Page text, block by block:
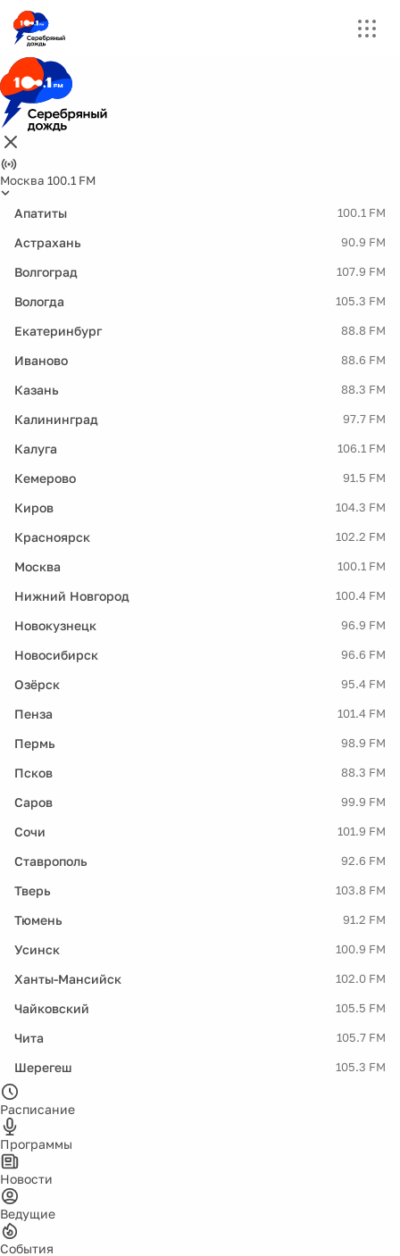
Москва 100.1 FM
Апатиты 100.1 FM
Астрахань 90.9 FM
Волгоград 107.9 FM
Вологда 105.3 FM
Екатеринбург 88.8 FM
Иваново 88.6 FM
Казань 88.3 FM
Калининград 97.7 FM
Калуга 106.1 FM
Кемерово 91.5 FM
Киров 104.3 FM
Красноярск 102.2 FM
Москва 100.1 FM
Нижний Новгород 100.4 FM
Новокузнецк 96.9 FM
Новосибирск 96.6 FM
Озёрск 95.4 FM
Пенза 101.4 FM
Пермь 98.9 FM
Псков 88.3 FM
Саров 99.9 FM
Сочи 101.9 FM
Ставрополь 92.6 FM
Тверь 103.8 FM
Тюмень 91.2 FM
Усинск 100.9 FM
Ханты-Мансийск 102.0 FM
Чайковский 105.5 FM
Чита 105.7 FM
Шерегеш 105.3 FM
Расписание
Программы
Новости
Ведущие
События